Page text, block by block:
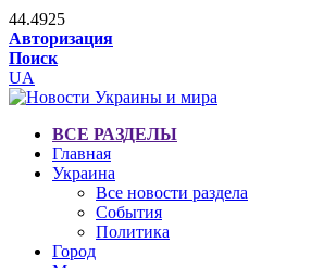
44.4925
Авторизация
Поиск
UA
ВСЕ РАЗДЕЛЫ
Главная
Украина
Все новости раздела
События
Политика
Город